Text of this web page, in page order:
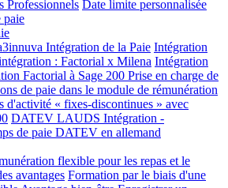
Professionnels Date limite personnalisée
paie
Intégration de la Paie Intégration
: Factorial x Milena Intégration
Factorial à Sage 200 Prise en charge de
de paie dans le module de rémunération
d'activité « fixes-discontinues » avec
DATEV LAUDS Intégration -
de paie DATEV en allemand
flexible pour les repas et le
avantages Formation par le biais d'une